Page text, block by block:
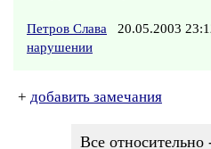
Петров Слава 20.05.2003
нарушении
+ добавить замечания
Все